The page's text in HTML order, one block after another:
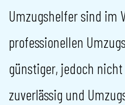
Umzugshelfer sind im
professionellen
günstiger, jedoch
zuverlässig und